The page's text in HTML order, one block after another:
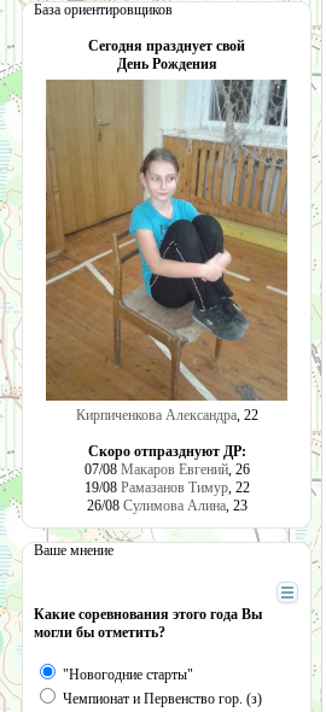
База ориентировщиков
Сегодня празднует свой
День Рождения
Кирпиченкова Александра, 22
Скоро отпразднуют ДР:
07/08 Макаров Евгений, 26
19/08 Рамазанов Тимур, 22
26/08 Сулимова Алина, 23
Ваше мнение
Какие соревнования этого года Вы
могли бы отметить?
"Новогодние старты"
Чемпионат и Первенство гор. (з)